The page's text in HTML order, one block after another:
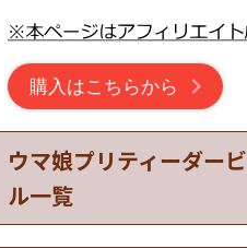
購入はこちらから
ウマ娘プリティーダー
ル一覧